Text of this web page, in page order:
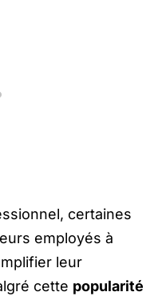
certaines
employés à
leur
cette popularité